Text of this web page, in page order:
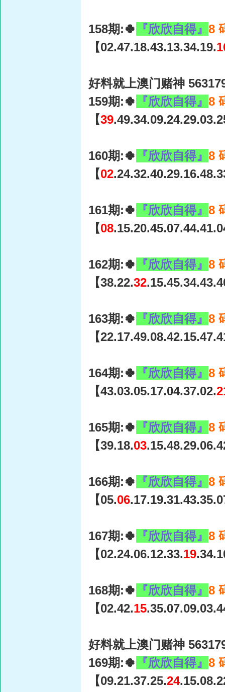
158期:🍀 『欣欣自得』 8
【02.47.18.43.13.34.19.
好料就上澳门赌神
159期:🍀
『欣欣自得』 8
【39
160期:🍀 『欣欣自得』 8
【02
161期:🍀 『欣欣自得』 8
【08
162期:🍀 『欣欣自得』 8
【38.22.32
163期:🍀 『欣欣自得』 8
【
164期:🍀 『欣欣自得』 8
【43.03.05.17.04.37.02.
165期:🍀 『欣欣自得』 8
【39.18.03
166期:🍀 『欣欣自得』 8
【05.06
167期:🍀 『欣欣自得』 8
【02.24.06.12.33.19
168期:🍀 『欣欣自得』 8
【02.42.15
好料就上澳门赌神
169期:🍀
『欣欣自得』 8
【09.21.37.25.24